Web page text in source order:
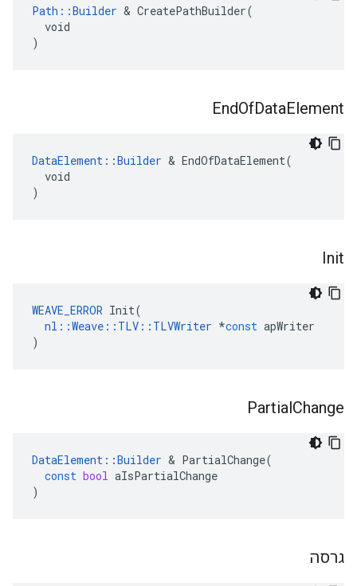
Path::Builder & CreatePathBuilder(
  void
)
EndOfDataElement
DataElement::Builder & EndOfDataElement(
  void
)
Init
WEAVE_ERROR Init(
nl ::Weave :: TLV :: TLVWriter *const apWriter
)
PartialChange
DataElement ::Builder & PartialChange(
const bool aIsPartialChange
)
גרסה